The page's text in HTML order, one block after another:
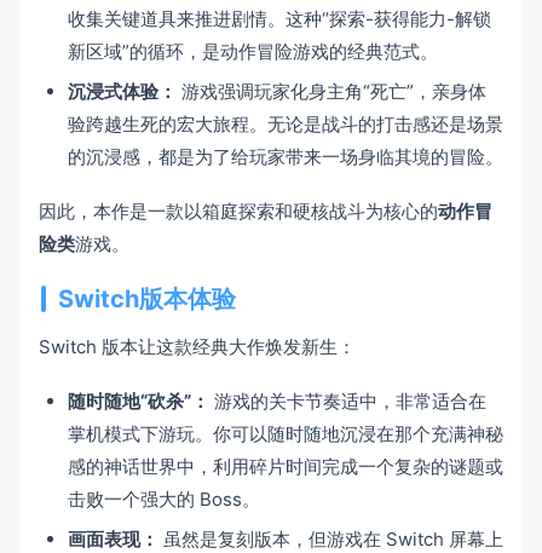
收集关键道具来推进剧情。这种“探索-获得能力-解锁
新区域”的循环，是动作冒险游戏的经典范式。
沉浸式体验： 游戏强调玩家化身主角“死亡”，亲身体
验跨越生死的宏大旅程。无论是战斗的打击感还是场景
的沉浸感，都是为了给玩家带来一场身临其境的冒险。
因此，本作是一款以箱庭探索和硬核战斗为核心的动作冒
险类游戏。
Switch版本体验
Switch 版本让这款经典大作焕发新生：
随时随地“砍杀”： 游戏的关卡节奏适中，非常适合在
掌机模式下游玩。你可以随时随地沉浸在那个充满神秘
感的神话世界中，利用碎片时间完成一个复杂的谜题或
击败一个强大的 Boss。
画面表现： 虽然是复刻版本，但游戏在 Switch 屏幕上